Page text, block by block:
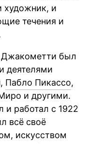
художник, и
течения и
Джакометти был
деятелями
Пабло Пикассо,
и другими.
работал с 1922
всё своё
искусством